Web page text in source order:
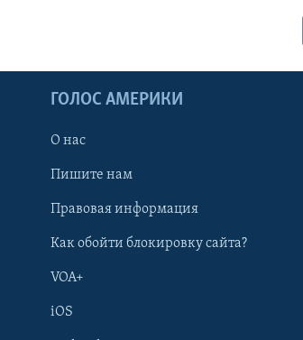
ГОЛОС АМЕРИКИ
О нас
Пишите нам
Правовая информация
Как обойти блокировку сайта?
VOA+
iOS